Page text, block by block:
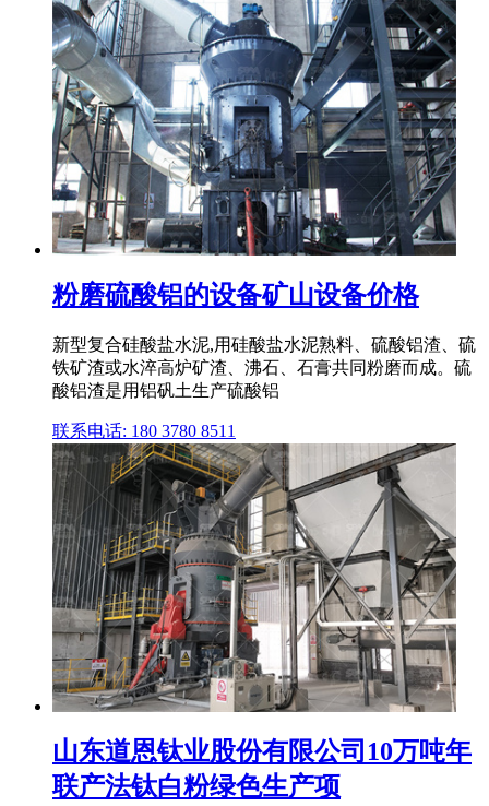
粉磨硫酸铝的设备矿山设备价格
新型复合硅酸盐水泥,用硅酸盐水泥熟料、硫酸铝渣、硫
铁矿渣或水淬高炉矿渣、沸石、石膏共同粉磨而成。硫
酸铝渣是用铝矾土生产硫酸铝
联系电话: 180 3780 8511
山东道恩钛业股份有限公司10万吨年
联产法钛白粉绿色生产项